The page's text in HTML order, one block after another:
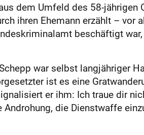
dem Umfeld des 58-
ihren Ehemann erzählt –
beschäftigt
war selbst langjähriger
ist es eine
er ihm: Ich traue dir
die Dienstwaffe